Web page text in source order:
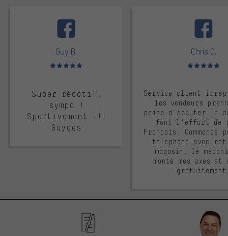
Guy B.
Note moyenne : 5 sur 5
Super réactif,
sympa !
Sportivement !!!
Guyges
Chris C.
Note moyenne :
Service client
les vendeurs
peine d'écouter la
font l'effort de
Français. Commande
téléphone avec
magasin, le
monté mes axes et